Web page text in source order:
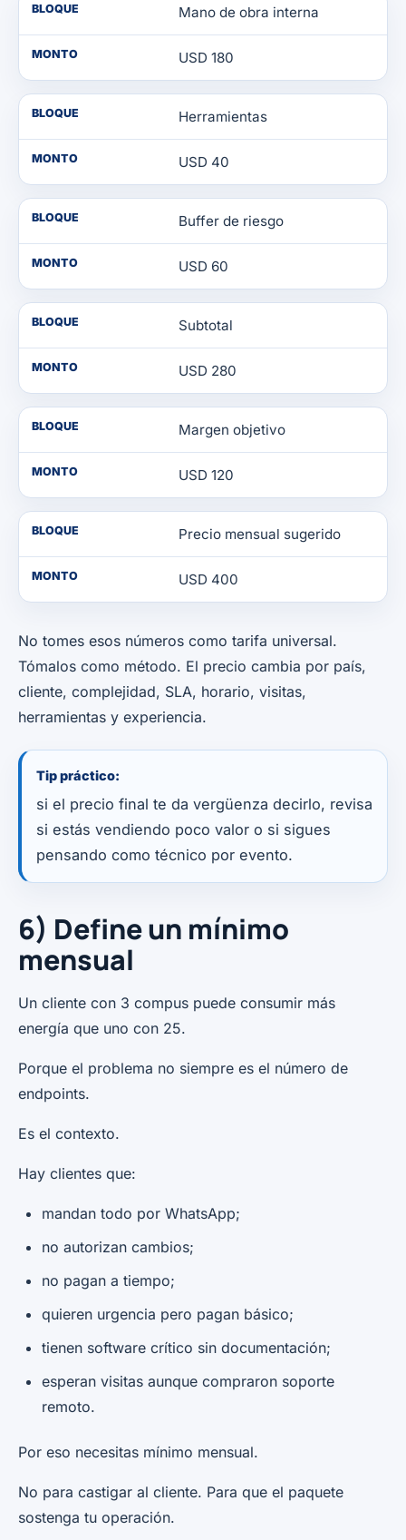
BLOQUE Mano de obra interna
MONTO USD 180
BLOQUE Herramientas
MONTO USD 40
BLOQUE Buffer de riesgo
MONTO USD 60
BLOQUE Subtotal
MONTO USD 280
BLOQUE Margen objetivo
MONTO USD 120
BLOQUE Precio mensual sugerido
MONTO USD 400
No tomes esos números como tarifa universal.
Tómalos como método. El precio cambia por país,
cliente, complejidad, SLA, horario, visitas,
herramientas y experiencia.
Tip práctico:
si el precio final te da vergüenza decirlo, revisa
si estás vendiendo poco valor o si sigues
pensando como técnico por evento.
6) Define un mínimo
mensual
Un cliente con 3 compus puede consumir más
energía que uno con 25.
Porque el problema no siempre es el número de
endpoints.
Es el contexto.
Hay clientes que:
mandan todo por WhatsApp;
no autorizan cambios;
no pagan a tiempo;
quieren urgencia pero pagan básico;
tienen software crítico sin documentación;
esperan visitas aunque compraron soporte
remoto.
Por eso necesitas mínimo mensual.
No para castigar al cliente. Para que el paquete
sostenga tu operación.